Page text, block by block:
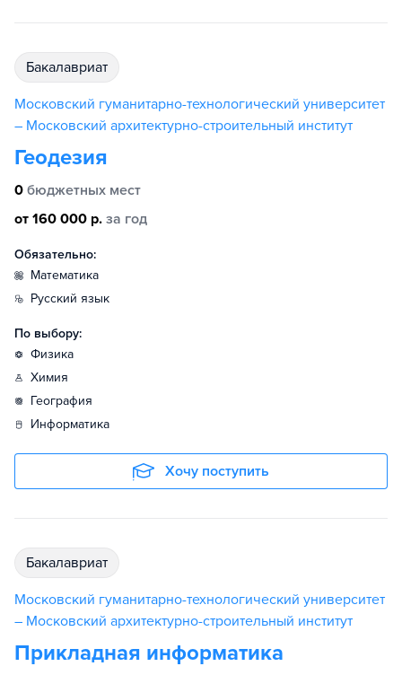
бакалавриат
Московский гуманитарно-технологический университет
– Московский архитектурно-строительный институт
Геодезия
0 бюджетных мест
от 160 000 р. за год
Обязательно:
математика
русский язык
По выбору:
физика
химия
география
информатика
Хочу поступить
бакалавриат
Московский гуманитарно-технологический университет
– Московский архитектурно-строительный институт
Прикладная информатика